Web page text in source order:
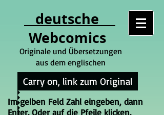
deutsche
Webcomics
Originale und Übersetzungen
aus dem englischen
Carry on, link zum Original
Im gelben Feld Zahl eingeben, dann
Enter. Oder auf die Pfeile klicken.